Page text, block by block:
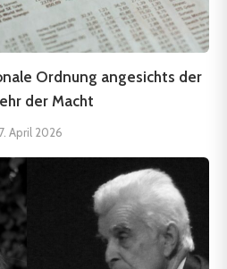
Ordnung angesichts der
der Macht
April 2026